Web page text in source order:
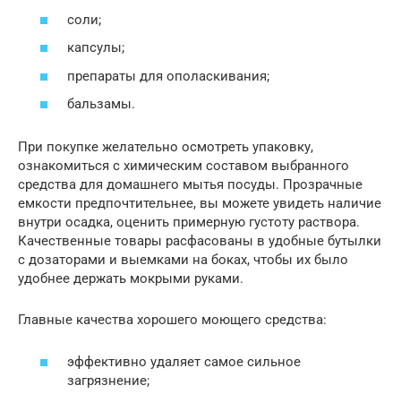
соли;
капсулы;
препараты для ополаскивания;
бальзамы.
При покупке желательно осмотреть упаковку,
ознакомиться с химическим составом выбранного
средства для домашнего мытья посуды. Прозрачные
емкости предпочтительнее, вы можете увидеть наличие
внутри осадка, оценить примерную густоту раствора.
Качественные товары расфасованы в удобные бутылки
с дозаторами и выемками на боках, чтобы их было
удобнее держать мокрыми руками.
Главные качества хорошего моющего средства:
эффективно удаляет самое сильное
загрязнение;